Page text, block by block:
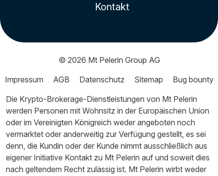
Kontakt
© 2026 Mt Pelerin Group AG
Impressum
AGB Datenschutz Sitemap
Bug bounty
Die Krypto-Brokerage-Dienstleistungen von Mt Pelerin
werden Personen mit Wohnsitz in der Europäischen Union
oder im Vereinigten Königreich weder angeboten noch
vermarktet oder anderweitig zur Verfügung gestellt, es sei
denn, die Kundin oder der Kunde nimmt ausschließlich aus
eigener Initiative Kontakt zu Mt Pelerin auf und soweit dies
nach geltendem Recht zulässig ist. Mt Pelerin wirbt weder